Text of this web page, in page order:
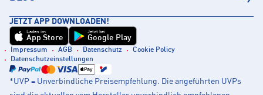
JETZT APP DOWNLOADEN!
Laden im
App Store
Jetzt bei
Google Play
Impressum AGB Datenschutz
Cookie Policy
Datenschutzeinstellungen
*UVP = Unverbindliche Preisempfehlung. Die angeführten UVPs